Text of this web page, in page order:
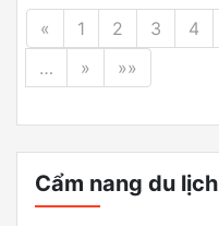
Cẩm nang du lịch
« 1 2 3 4
…
» »»